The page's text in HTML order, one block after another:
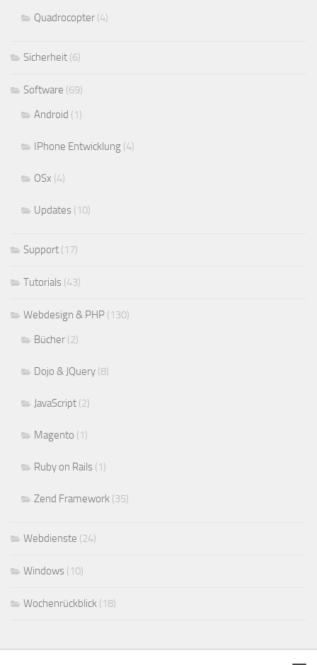
Quadrocopter (4)
Sicherheit (6)
Software (69)
Android (1)
IPhone Entwicklung (4)
OSx (4)
Updates (10)
Support (17)
Tutorials (43)
Webdesign & PHP (130)
Bücher (2)
Dojo & JQuery (8)
JavaScript (2)
Magento (1)
Ruby on Rails (1)
Zend Framework (35)
Webdienste (24)
Windows (10)
Wochenrückblick (18)